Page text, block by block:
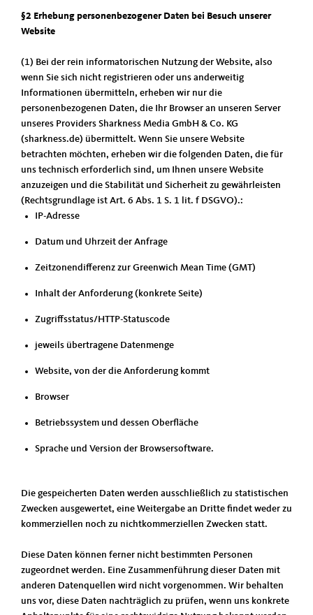
§2 Erhebung personenbezogener Daten bei Besuch unserer
Website
(1) Bei der rein informatorischen Nutzung der Website, also
wenn Sie sich nicht registrieren oder uns anderweitig
Informationen übermitteln, erheben wir nur die
personenbezogenen Daten, die Ihr Browser an unseren Server
unseres Providers Sharkness Media GmbH & Co. KG
(sharkness.de) übermittelt. Wenn Sie unsere Website
betrachten möchten, erheben wir die folgenden Daten, die für
uns technisch erforderlich sind, um Ihnen unsere Website
anzuzeigen und die Stabilität und Sicherheit zu gewährleisten
(Rechtsgrundlage ist Art. 6 Abs. 1 S. 1 lit. f DSGVO).:
IP-Adresse
Datum und Uhrzeit der Anfrage
Zeitzonendifferenz zur Greenwich Mean Time (GMT)
Inhalt der Anforderung (konkrete Seite)
Zugriffsstatus/HTTP-Statuscode
jeweils übertragene Datenmenge
Website, von der die Anforderung kommt
Browser
Betriebssystem und dessen Oberfläche
Sprache und Version der Browsersoftware.
Die gespeicherten Daten werden ausschließlich zu statistischen
Zwecken ausgewertet, eine Weitergabe an Dritte findet weder zu
kommerziellen noch zu nichtkommerziellen Zwecken statt.
Diese Daten können ferner nicht bestimmten Personen
zugeordnet werden. Eine Zusammenführung dieser Daten mit
anderen Datenquellen wird nicht vorgenommen. Wir behalten
uns vor, diese Daten nachträglich zu prüfen, wenn uns konkrete